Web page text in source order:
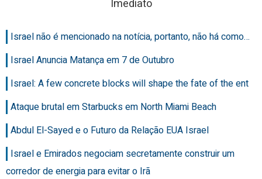
Imediato
Israel não é mencionado na notícia, portanto, não há como…
Israel Anuncia Matança em 7 de Outubro
Israel: A few concrete blocks will shape the fate of the ent
Ataque brutal em Starbucks em North Miami Beach
Abdul El-Sayed e o Futuro da Relação EUA Israel
Israel e Emirados negociam secretamente construir um
corredor de energia para evitar o Irã